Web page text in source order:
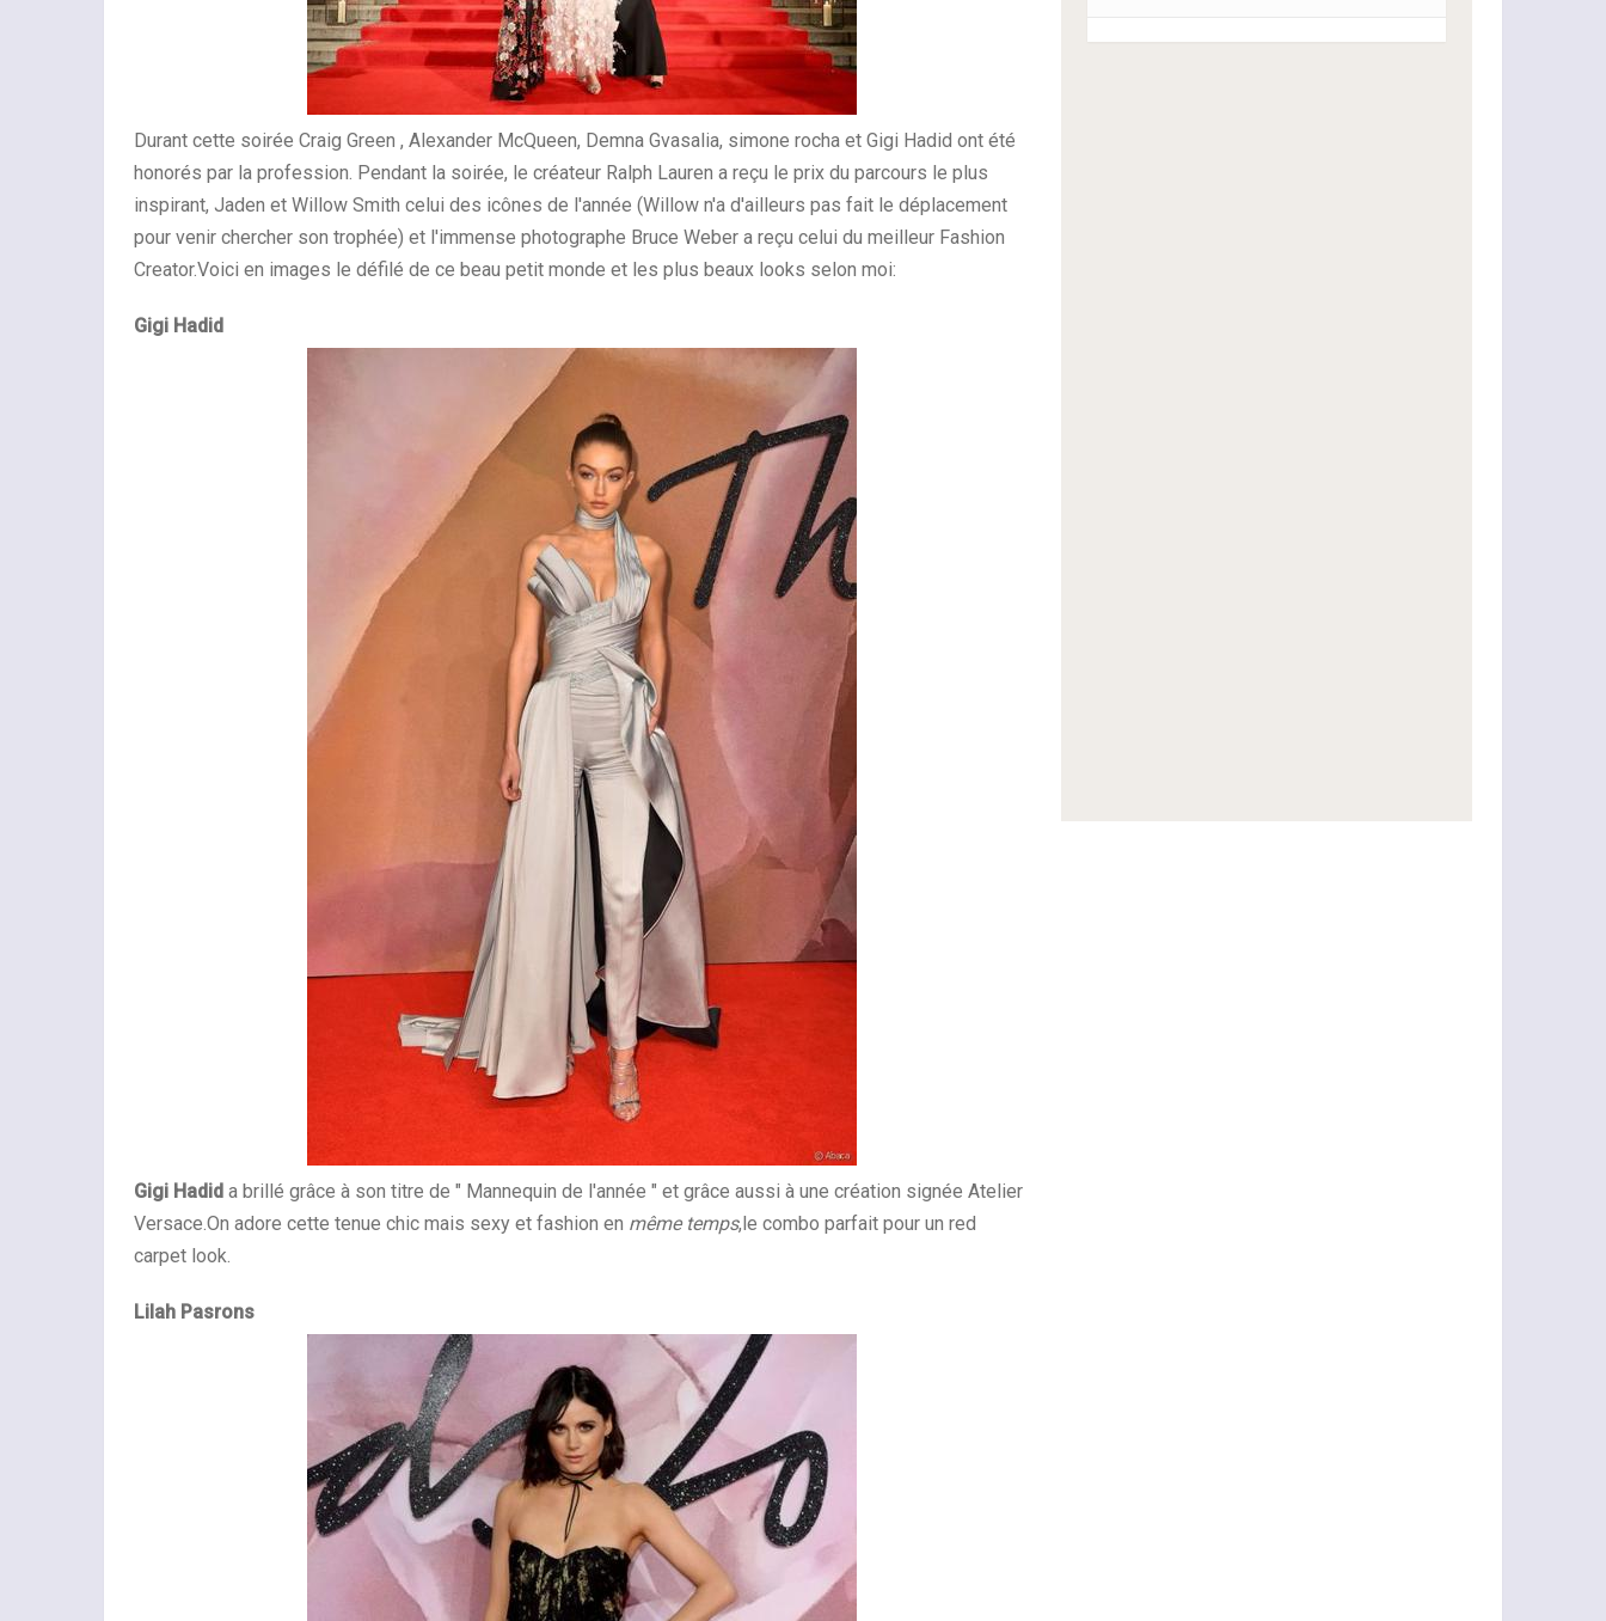
Durant cette soirée Craig Green , Alexander McQueen, Demna Gvasalia, simone rocha et Gigi Hadid ont été
honorés par la profession. Pendant la soirée, le créateur Ralph Lauren a reçu le prix du parcours le plus
inspirant, Jaden et Willow Smith celui des icônes de l'année (Willow n'a d'ailleurs pas fait le déplacement
pour venir chercher son trophée) et l'immense photographe Bruce Weber a reçu celui du meilleur Fashion
Creator.Voici en images le défilé de ce beau petit monde et les plus beaux looks selon moi:
Gigi Hadid
Gigi Hadid a brillé grâce à son titre de " Mannequin de l'année " et grâce aussi à une création signée Atelier
Versace.On adore cette tenue chic mais sexy et fashion en même temps,le combo parfait pour un red
carpet look.
Lilah Pasrons